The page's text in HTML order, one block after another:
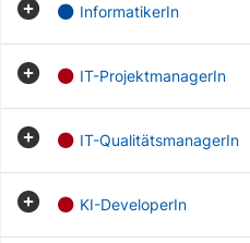
InformatikerIn
IT-ProjektmanagerIn
IT-QualitätsmanagerIn
KI-DeveloperIn